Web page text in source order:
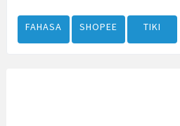
FAHASA SHOPEE TIKI